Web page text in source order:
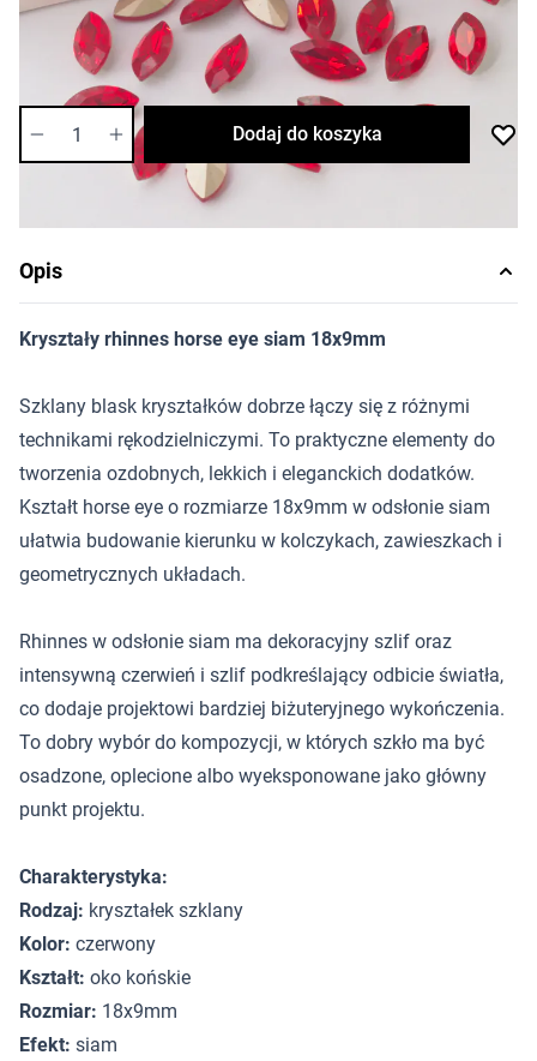
Ilość w opakowaniu: 6 szt.
Dostępność:średnia
Dodaj do koszyka
Opis
Kryształy rhinnes horse eye siam 18x9mm
Szklany blask kryształków dobrze łączy się z różnymi
technikami rękodzielniczymi. To praktyczne elementy do
tworzenia ozdobnych, lekkich i eleganckich dodatków.
Kształt horse eye o rozmiarze 18x9mm w odsłonie siam
ułatwia budowanie kierunku w kolczykach, zawieszkach i
geometrycznych układach.
Rhinnes w odsłonie siam ma dekoracyjny szlif oraz
intensywną czerwień i szlif podkreślający odbicie światła,
co dodaje projektowi bardziej biżuteryjnego wykończenia.
To dobry wybór do kompozycji, w których szkło ma być
osadzone, oplecione albo wyeksponowane jako główny
punkt projektu.
Charakterystyka:
Rodzaj: kryształek szklany
Kolor: czerwony
Kształt: oko końskie
Rozmiar: 18x9mm
Efekt: siam